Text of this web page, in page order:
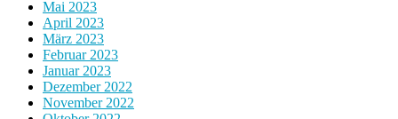
Mai 2023
April 2023
März 2023
Februar 2023
Januar 2023
Dezember 2022
November 2022